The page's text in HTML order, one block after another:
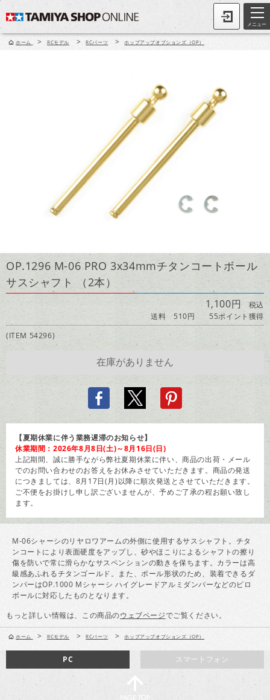
メニュー
ホーム > RCモデル > RCパーツ > ホップアップオプションズ（OP）
OP.1296 M-06 PRO 3x34mmチタンコートボール
サスシャフト （2本）
1,100円税込
送料 510円
55ポイント獲得
(ITEM 54296)
【夏期休業に伴う業務遅滞のお知らせ】
休業期間：2026年8月8日(土)～8月16日(日)
上記期間、誠に勝手ながら弊社夏期休業に伴い、商品の出荷・メール
でのお問い合わせのお答えをお休みさせていただきます。商品の発送
につきましては、8月17日(月)以降に順次発送とさせていただきます。
ご不便をお掛けし申し訳ございませんが、予めご了承の程お願い致し
ます。
M-06シャーシのリヤロワアームの外側に使用するサスシャフト。チタ
ンコートにより表面硬度をアップし、砂やほこりによるシャフトの擦り
傷を防いで常に滑らかなサスペンションの動きを保ちます。カラーは高
級感あふれるチタンゴールド。また、ボール形状のため、装着できるダ
ンパーはOP.1000 Mシャーシ ハイグレードアルミダンパーなどのピロ
ボールに対応したものとなります。
もっと詳しい情報は、この商品のウェブページでご覧ください。
ホーム > RCモデル > RCパーツ > ホップアップオプションズ（OP）
スマートフォン
PC